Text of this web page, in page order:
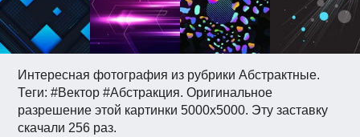
Интересная фотография из рубрики Абстрактные.
Теги: #Вектор #Абстракция. Оригинальное
разрешение этой картинки 5000x5000. Эту заставку
скачали 256 раз.